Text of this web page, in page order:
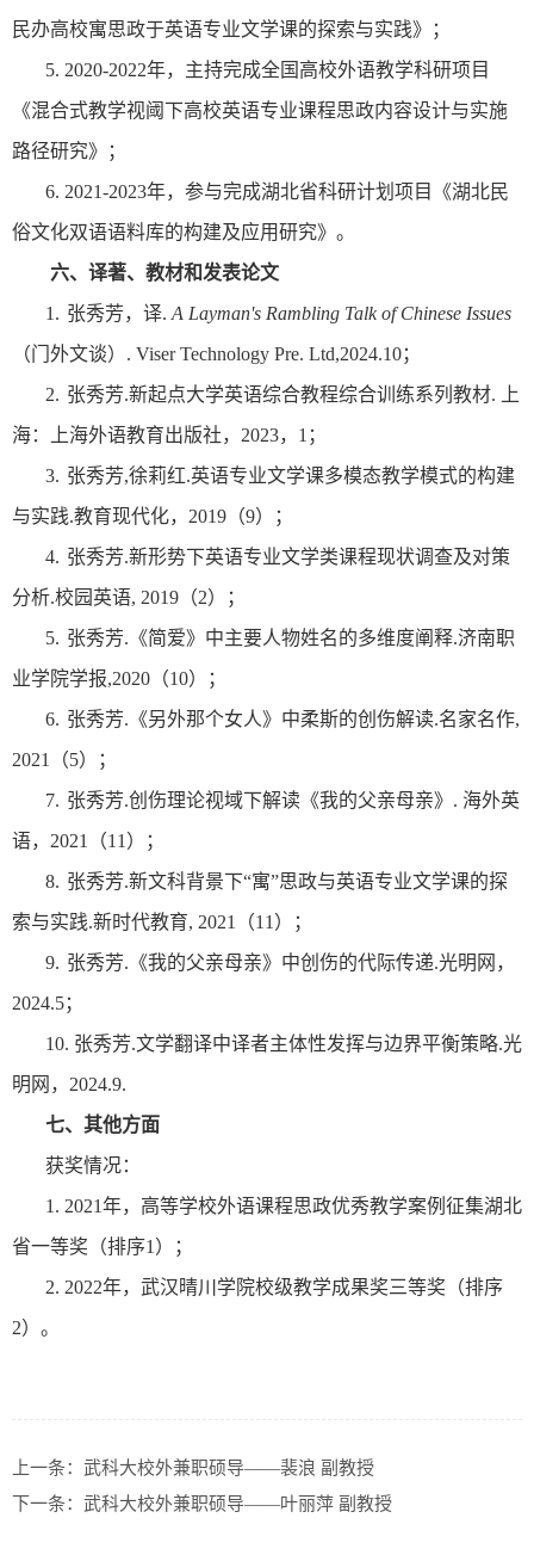
民办高校寓思政于英语专业文学课的探索与实践》；
5. 2020-2022年，主持完成全国高校外语教学科研项目
《混合式教学视阈下高校英语专业课程思政内容设计与实施
路径研究》；
6. 2021-2023年，参与完成湖北省科研计划项目《湖北民
俗文化双语语料库的构建及应用研究》。
六、译著、教材和发表论文
1. 张秀芳，译. A Layman's Rambling Talk of Chinese Issues
（门外文谈） . Viser Technology Pre. Ltd,2024.10；
2. 张秀芳.新起点大学英语综合教程综合训练系列教材.
上
海：上海外语教育出版社， 2023， 1 ；
3. 张秀芳,徐莉红.英语专业文学课多模态教学模式的构建
与实践.教育现代化， 2019 （9）；
4. 张秀芳.新形势下英语专业文学类课程现状调查及对策
分析.校园英语, 2019 （2）；
5. 张秀芳. 《简爱》中主要人物姓名的多维度阐释.济南职
业学院学报,2020 （10）；
6. 张秀芳. 《另外那个女人》中柔斯的创伤解读.名家名作,
2021
（5）；
7. 张秀芳.创伤理论视域下解读《我的父亲母亲》 . 海外英
语， 2021 （11 ）；
8. 张秀芳.新文科背景下“寓”思政与英语专业文学课的探
索与实践.新时代教育, 2021 （11 ）；
9. 张秀芳. 《我的父亲母亲》中创伤的代际传递.光明网，
2024.5；
10. 张秀芳.文学翻译中译者主体性发挥与边界平衡策略.光
明网， 2024.9.
七、其他方面
获奖情况：
1. 2021年，高等学校外语课程思政优秀教学案例征集湖北
省一等奖（排序1 ）；
2. 2022年，武汉晴川学院校级教学成果奖三等奖（排序
2）。
上一条： 武科大校外兼职硕导——裴浪 副教授
下一条： 武科大校外兼职硕导——叶丽萍 副教授